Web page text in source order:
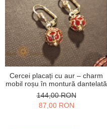
Cercei placați cu aur – charm
mobil roșu în montură dantelată
144,00 RON
87,00 RON